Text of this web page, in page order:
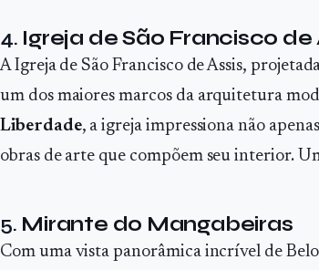
4. Igreja de São Francisco de
A Igreja de São Francisco de Assis,
um dos maiores marcos da arquitetura
Liberdade, a igreja impressiona não
obras de arte que compõem seu interior.
5. Mirante do Mangabeiras
Com uma vista panorâmica incrível de